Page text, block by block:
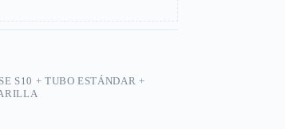
S10 + TUBO ESTÁNDAR +